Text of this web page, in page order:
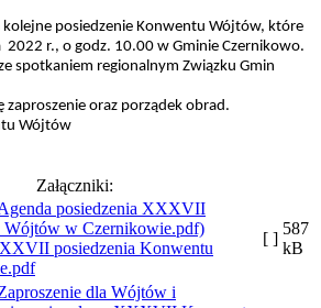
kolejne posiedzenie Konwentu Wójtów, które
2022 r., o godz. 10.00 w Gminie Czernikowo.
spotkaniem regionalnym Związku Gmin
zaproszenie oraz porządek obrad.
Wójtów
Załączniki:
posiedzenia Konwentu
[ ]
587
kB